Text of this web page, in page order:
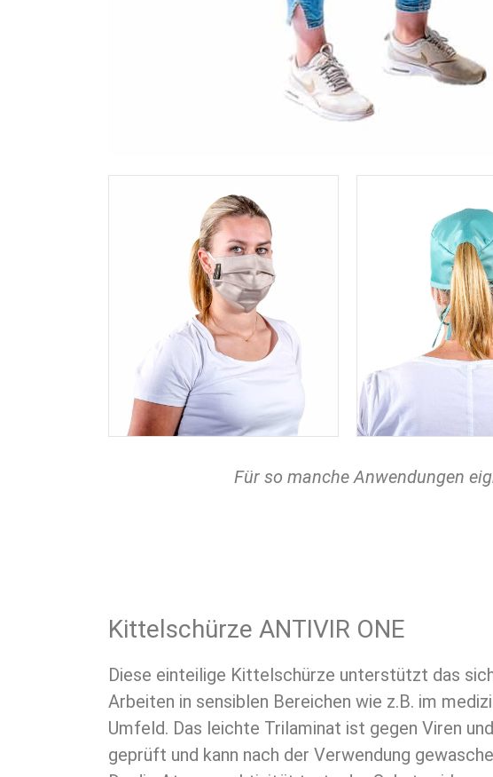
Für so manche Anwendungen
Kittelschürze ANTIVIR ONE
Diese einteilige Kittelschürze unterstützt das
Arbeiten in sensiblen Bereichen wie z.B. im
Umfeld. Das leichte Trilaminat ist gegen Viren
geprüft und kann nach der Verwendung